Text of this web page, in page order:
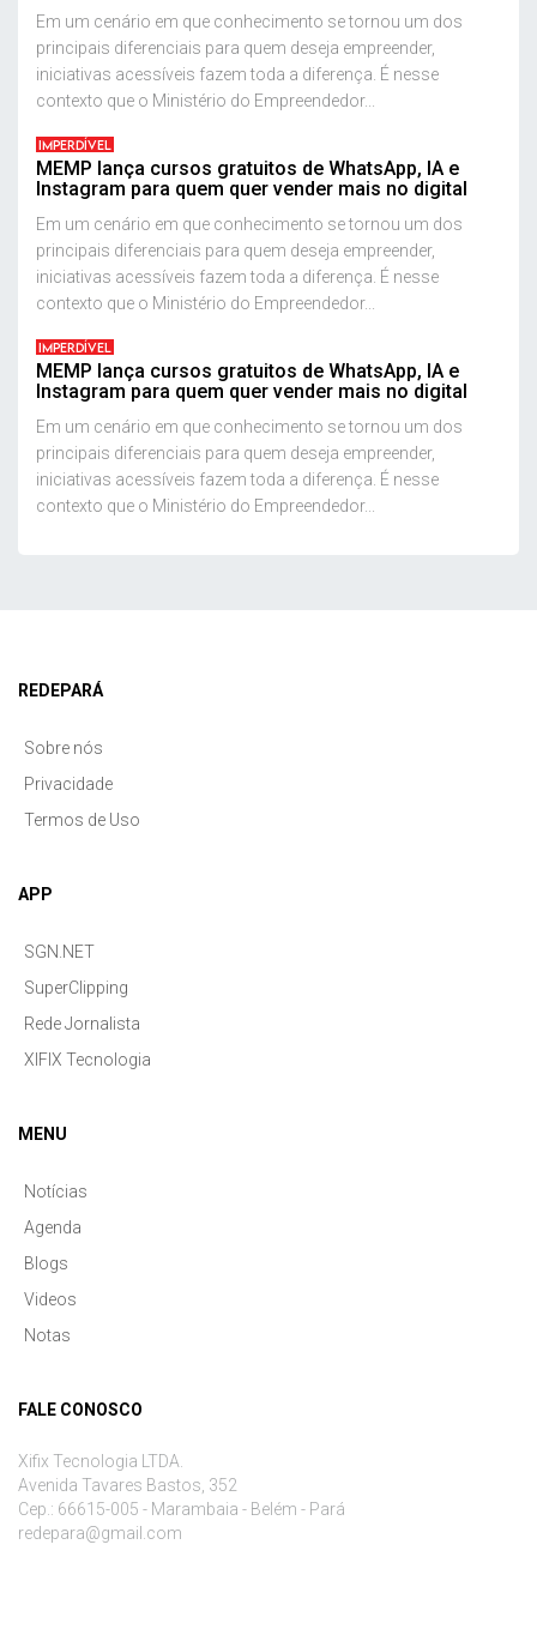
Em um cenário em que conhecimento se tornou um dos
principais diferenciais para quem deseja empreender,
iniciativas acessíveis fazem toda a diferença. É nesse
contexto que o Ministério do Empreendedor...
IMPERDÍVEL
MEMP lança cursos gratuitos de WhatsApp, IA e
Instagram para quem quer vender mais no digital
Em um cenário em que conhecimento se tornou um dos
principais diferenciais para quem deseja empreender,
iniciativas acessíveis fazem toda a diferença. É nesse
contexto que o Ministério do Empreendedor...
IMPERDÍVEL
MEMP lança cursos gratuitos de WhatsApp, IA e
Instagram para quem quer vender mais no digital
Em um cenário em que conhecimento se tornou um dos
principais diferenciais para quem deseja empreender,
iniciativas acessíveis fazem toda a diferença. É nesse
contexto que o Ministério do Empreendedor...
REDEPARÁ
Sobre nós
Privacidade
Termos de Uso
APP
SGN.NET
SuperClipping
Rede Jornalista
XIFIX Tecnologia
MENU
Notícias
Agenda
Blogs
Videos
Notas
FALE CONOSCO
Xifix Tecnologia LTDA.
Avenida Tavares Bastos, 352
Cep.: 66615-005 - Marambaia - Belém - Pará
redepara@gmail.com